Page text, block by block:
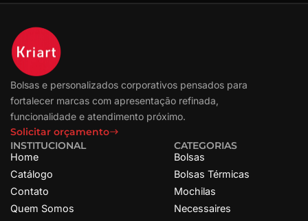
Bolsas e personalizados corporativos pensados para
fortalecer marcas com apresentação refinada,
funcionalidade e atendimento próximo.
Solicitar orçamento
INSTITUCIONAL
Home
Catálogo
Contato
Quem Somos
CATEGORIAS
Bolsas
Bolsas Térmicas
Mochilas
Necessaires